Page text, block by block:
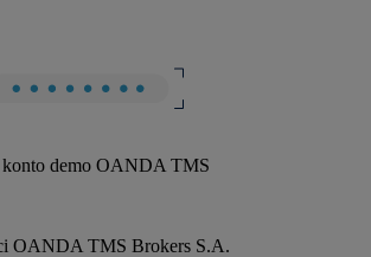
konto demo OANDA TMS
OANDA TMS Brokers S.A.